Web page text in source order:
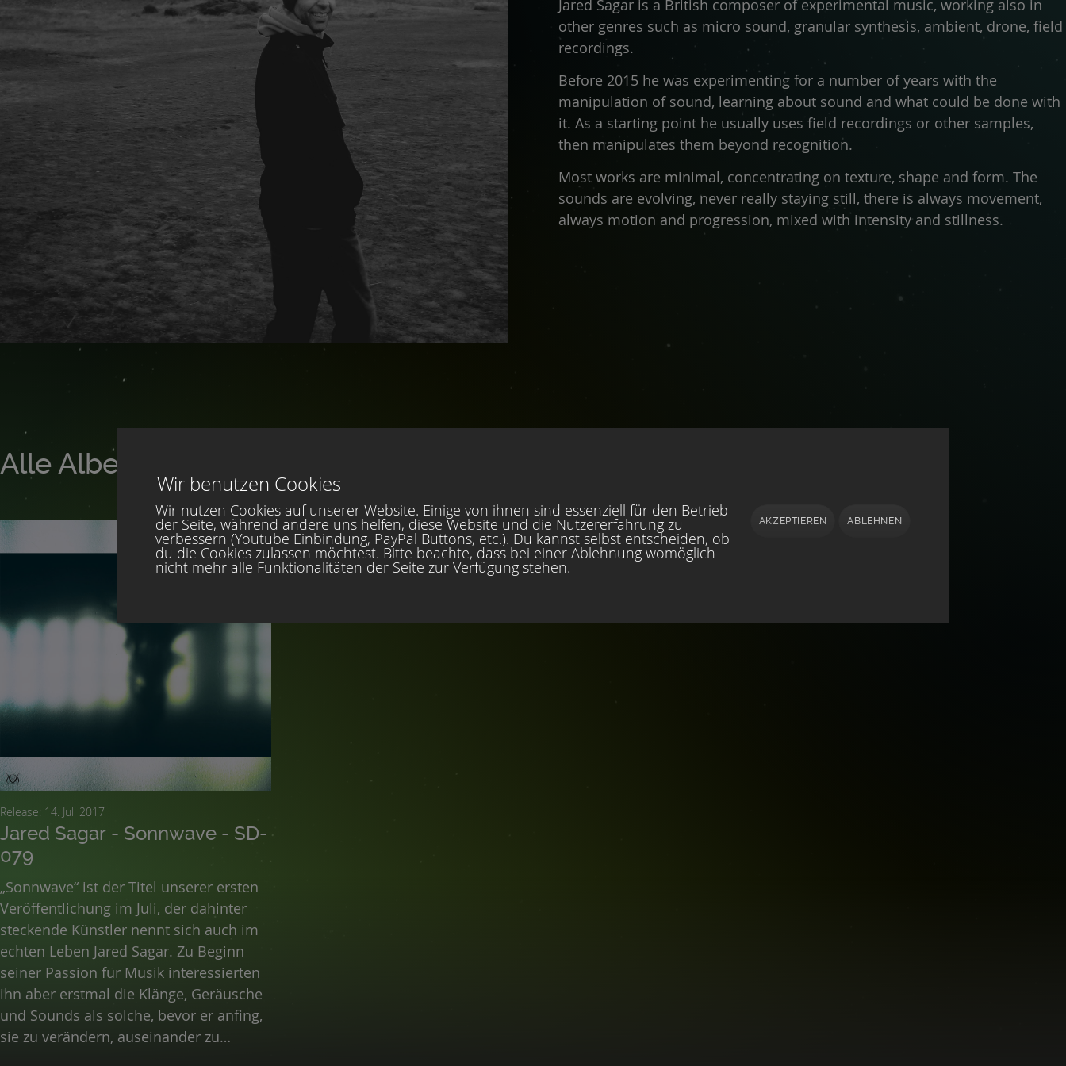
Jared Sagar is a British composer of experimental music, working also in
other genres such as micro sound, granular synthesis, ambient, drone, field
recordings.
Before 2015 he was experimenting for a number of years with the
manipulation of sound, learning about sound and what could be done with
it. As a starting point he usually uses field recordings or other samples,
then manipulates them beyond recognition.
Most works are minimal, concentrating on texture, shape and form. The
sounds are evolving, never really staying still, there is always movement,
always motion and progression, mixed with intensity and stillness.
Alle Alben von Jared Sagar
Release: 14. Juli 2017
Jared Sagar - Sonnwave - SD-
079
„Sonnwave“ ist der Titel unserer ersten
Veröffentlichung im Juli, der dahinter
steckende Künstler nennt sich auch im
echten Leben Jared Sagar. Zu Beginn
seiner Passion für Musik interessierten
ihn aber erstmal die Klänge, Geräusche
und Sounds als solche, bevor er anfing,
sie zu verändern, auseinander zu
Wir benutzen Cookies
Wir nutzen Cookies auf unserer Website. Einige von ihnen sind essenziell für den Betrieb
der Seite, während andere uns helfen, diese Website und die Nutzererfahrung zu
verbessern (Youtube Einbindung, PayPal Buttons, etc.). Du kannst selbst entscheiden, ob
du die Cookies zulassen möchtest. Bitte beachte, dass bei einer Ablehnung womöglich
nicht mehr alle Funktionalitäten der Seite zur Verfügung stehen.
AKZEPTIEREN ABLEHNEN